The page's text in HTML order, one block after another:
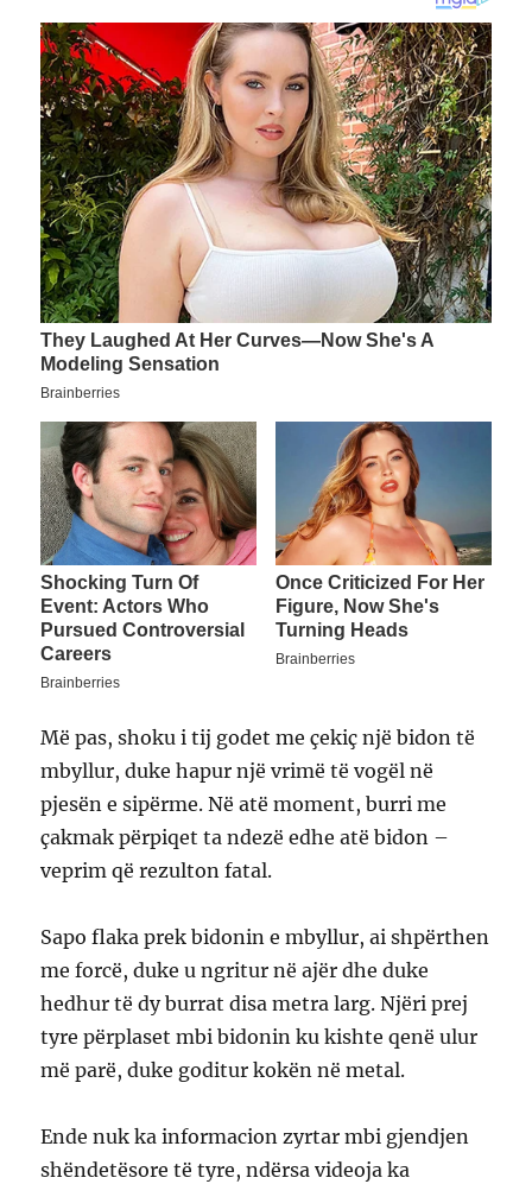
Më pas, shoku i tij godet me çekiç një bidon të
mbyllur, duke hapur një vrimë të vogël në
pjesën e sipërme. Në atë moment, burri me
çakmak përpiqet ta ndezë edhe atë bidon –
veprim që rezulton fatal.
Sapo flaka prek bidonin e mbyllur, ai shpërthen
me forcë, duke u ngritur në ajër dhe duke
hedhur të dy burrat disa metra larg. Njëri prej
tyre përplaset mbi bidonin ku kishte qenë ulur
më parë, duke goditur kokën në metal.
Ende nuk ka informacion zyrtar mbi gjendjen
shëndetësore të tyre, ndërsa videoja ka